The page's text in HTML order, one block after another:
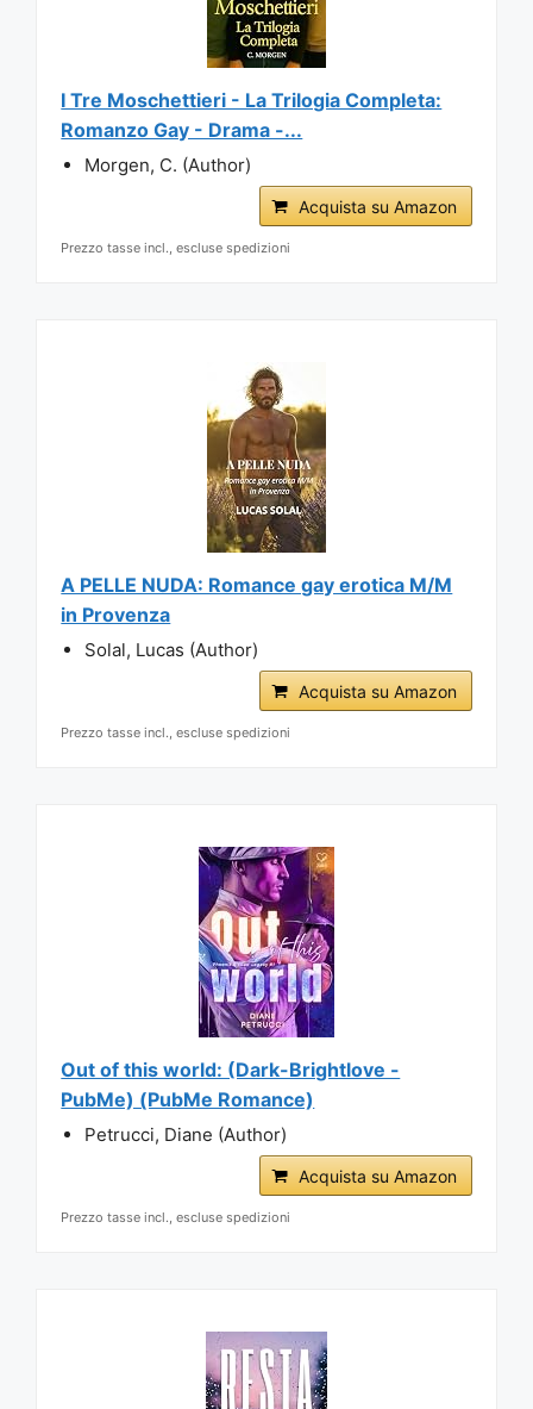
I Tre Moschettieri - La Trilogia Completa:
Romanzo Gay - Drama -...
Morgen, C. (Author)
Acquista su Amazon
Prezzo tasse incl., escluse spedizioni
A PELLE NUDA: Romance gay erotica M/M
in Provenza
Solal, Lucas (Author)
Acquista su Amazon
Prezzo tasse incl., escluse spedizioni
Out of this world: (Dark-Brightlove -
PubMe) (PubMe Romance)
Petrucci, Diane (Author)
Acquista su Amazon
Prezzo tasse incl., escluse spedizioni